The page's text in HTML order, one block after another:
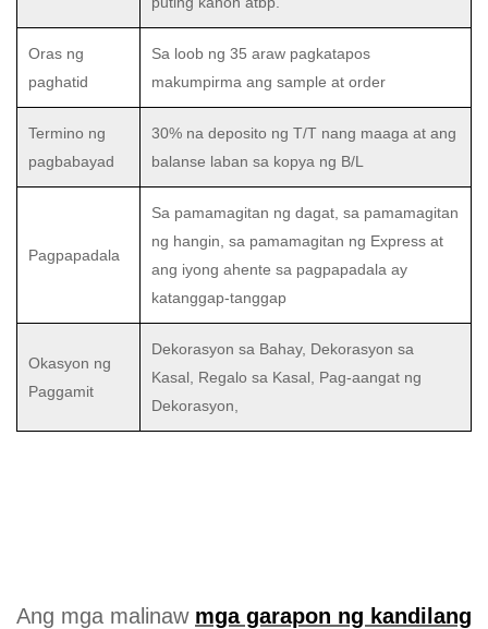
Oras ng
paghatid
Sa loob ng 35 araw pagkatapos
makumpirma ang sample at order
Termino ng
pagbabayad
30% na deposito ng T/T nang maaga at ang
balanse laban sa kopya ng B/L
Pagpapadala
Sa pamamagitan ng dagat, sa pamamagitan
ng hangin, sa pamamagitan ng Express at
ang iyong ahente sa pagpapadala ay
katanggap-tanggap
Okasyon ng
Paggamit
Dekorasyon sa Bahay, Dekorasyon sa
Kasal, Regalo sa Kasal, Pag-aangat ng
Dekorasyon,
Ang mga malinaw mga garapon ng kandilang